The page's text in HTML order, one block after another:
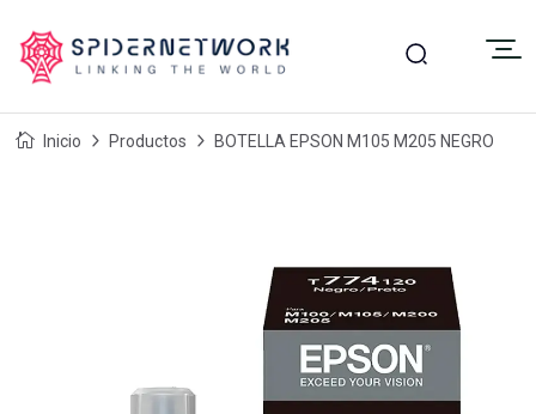
Inicio Productos BOTELLA EPSON M105 M205 NEGRO